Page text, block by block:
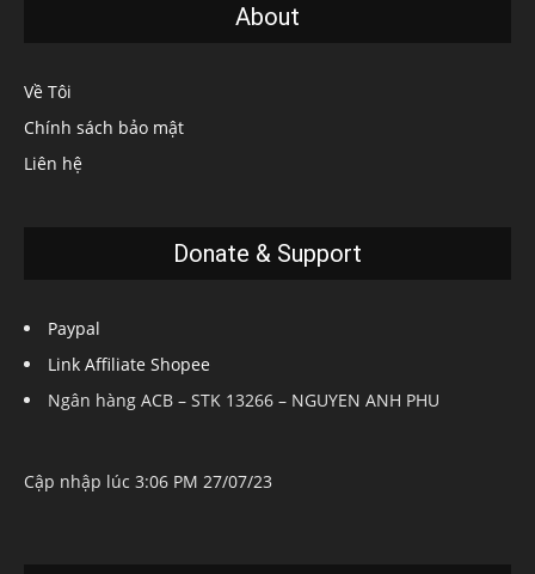
About
Về Tôi
Chính sách bảo mật
Liên hệ
Donate & Support
Paypal
Link Affiliate Shopee
Ngân hàng ACB – STK 13266 – NGUYEN ANH PHU
Cập nhập lúc 3:06 PM 27/07/23